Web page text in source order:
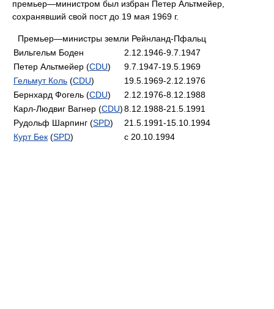
премьер—министром был избран Петер Альтмейер,
сохранявший свой пост до 19 мая 1969 г.
Премьер—министры земли Рейнланд-Пфальц
Вильгельм Боден
2.12.1946-9.7.1947
Петер Альтмейер (CDU)
9.7.1947-19.5.1969
Гельмут Коль (CDU)
19.5.1969-2.12.1976
Бернхард Фогель (CDU)
2.12.1976-8.12.1988
Карл-Людвиг Вагнер (CDU)8.12.1988-21.5.1991
Рудольф Шарпинг (SPD)
21.5.1991-15.10.1994
Курт Бек (SPD) с 20.10.1994